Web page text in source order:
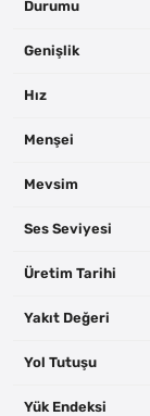
Durumu
Genişlik
Hız
Menşei
Mevsim
Ses Seviyesi
Üretim Tarihi
Yakıt Değeri
Yol Tutuşu
Yük Endeksi